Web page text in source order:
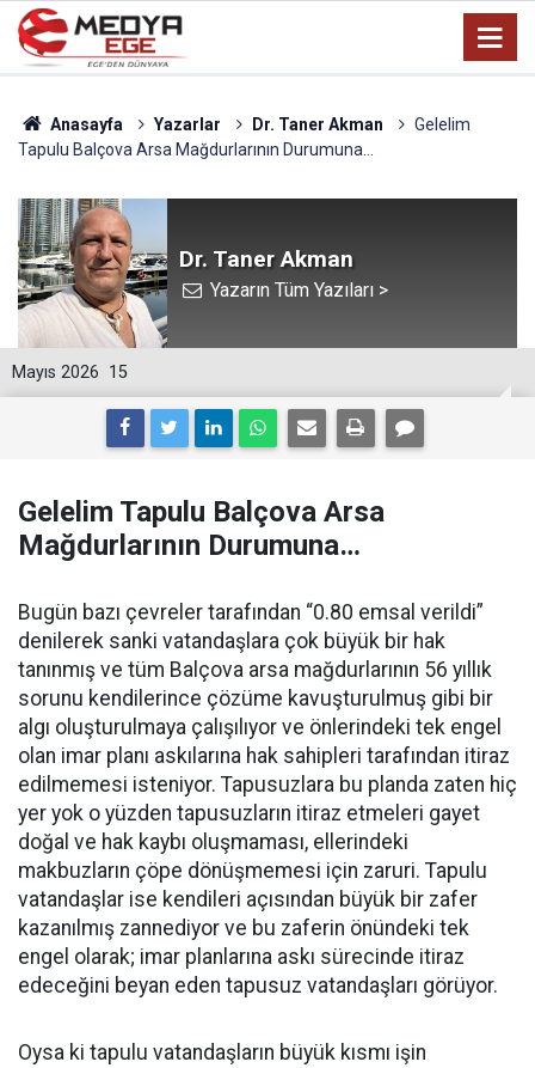
Anasayfa Yazarlar Dr. Taner Akman
Gelelim
Tapulu Balçova Arsa Mağdurlarının Durumuna…
Dr. Taner Akman
Yazarın Tüm Yazıları >
15
Mayıs 2026
Gelelim Tapulu Balçova Arsa
Mağdurlarının Durumuna…
Bugün bazı çevreler tarafından “0.80 emsal verildi”
denilerek sanki vatandaşlara çok büyük bir hak
tanınmış ve tüm Balçova arsa mağdurlarının 56 yıllık
sorunu kendilerince çözüme kavuşturulmuş gibi bir
algı oluşturulmaya çalışılıyor ve önlerindeki tek engel
olan imar planı askılarına hak sahipleri tarafından itiraz
edilmemesi isteniyor. Tapusuzlara bu planda zaten hiç
yer yok o yüzden tapusuzların itiraz etmeleri gayet
doğal ve hak kaybı oluşmaması, ellerindeki
makbuzların çöpe dönüşmemesi için zaruri. Tapulu
vatandaşlar ise kendileri açısından büyük bir zafer
kazanılmış zannediyor ve bu zaferin önündeki tek
engel olarak; imar planlarına askı sürecinde itiraz
edeceğini beyan eden tapusuz vatandaşları görüyor.
Oysa ki tapulu vatandaşların büyük kısmı işin